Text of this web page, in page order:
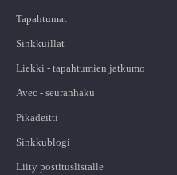
Tapahtumat
Sinkkuillat
Liekki - tapahtumien jatkumo
Avec - seuranhaku
Pikadeitti
Sinkkublogi
Liity postituslistalle